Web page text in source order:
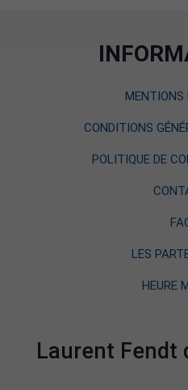
MENTIONS
CONDITIONS
POLITIQUE DE
LES
HEURE
Laurent Fendt